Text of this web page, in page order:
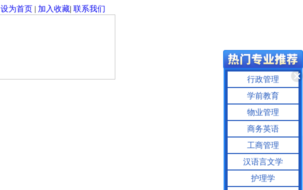
设为首页 | 加入收藏| 联系我们
行政管理
学前教育
物业管理
商务英语
工商管理
汉语言文学
护理学